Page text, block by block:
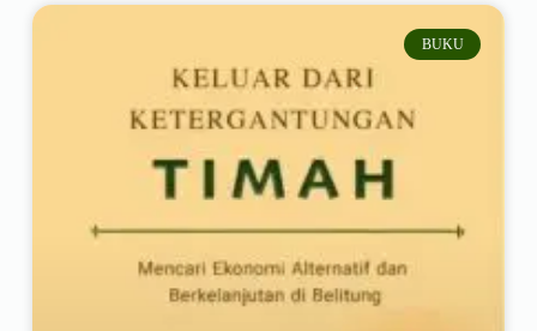
BUKU